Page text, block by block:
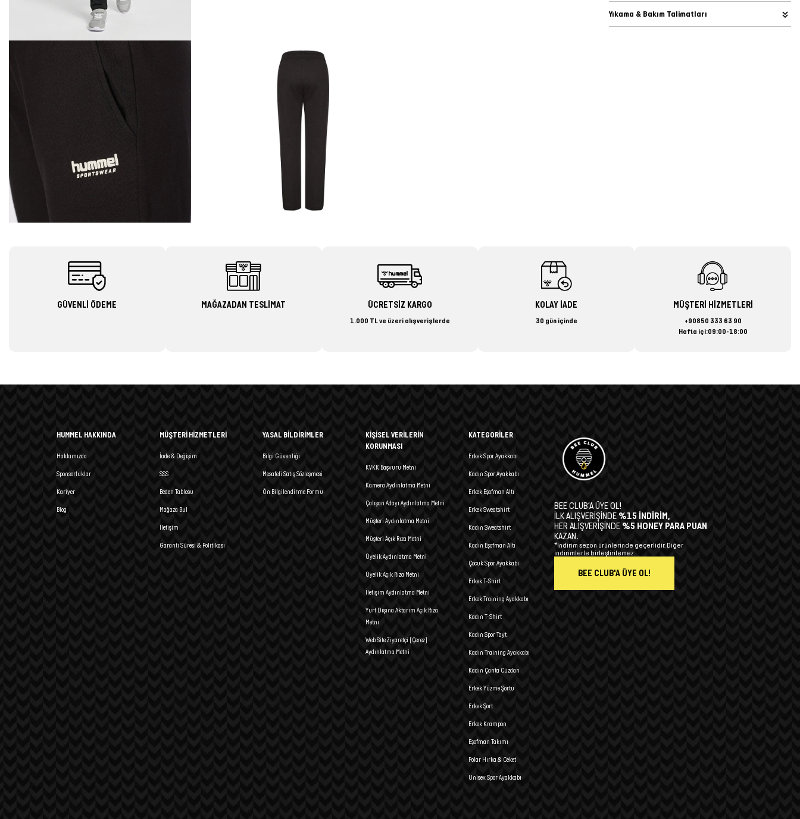
Yıkama & Bakım Talimatları
GÜVENLİ ÖDEME MAĞAZADAN TESLİMAT ÜCRETSİZ KARGO
1.000 TL ve üzeri alışverişlerde
KOLAY İADE
30 gün içinde
MÜŞTERİ HİZMETLERİ
+90850 333 63 90
Hafta içi:09:00-18:00
HUMMEL HAKKINDA
Hakkımızda
Sponsorluklar
Kariyer
Blog
MÜŞTERİ HİZMETLERİ
İade & Değişim
SSS
Beden Tablosu
Mağaza Bul
İletişim
Garanti Süresi & Politikası
YASAL BİLDİRİMLER
Bilgi Güvenliği
Mesafeli Satış Sözleşmesi
Ön Bilgilendirme Formu
KİŞİSEL VERİLERİN
KORUNMASI
KVKK Başvuru Metni
Kamera Aydınlatma Metni
Çalışan Adayı Aydınlatma Metni
Müşteri Aydınlatma Metni
Müşteri Açık Rıza Metni
Üyelik Aydınlatma Metni
Üyelik Açık Rıza Metni
İletişim Aydınlatma Metni
Yurt Dışına Aktarım Açık Rıza
Metni
Web Site Ziyaretçi (Çerez)
Aydınlatma Metni
KATEGORİLER
Erkek Spor Ayakkabı
Kadın Spor Ayakkabı
Erkek Eşofman Altı
Erkek Sweatshirt
Kadın Sweatshirt
Kadın Eşofman Altı
Çocuk Spor Ayakkabı
Erkek T-Shirt
Erkek Training Ayakkabı
Kadın T-Shirt
Kadın Spor Tayt
Kadın Training Ayakkabı
Kadın Çanta Cüzdan
Erkek Yüzme Şortu
Erkek Şort
Erkek Krampon
Eşofman Takımı
Polar Hırka & Ceket
Unisex Spor Ayakkabı
BEE CLUB’A ÜYE OL!
İLK ALIŞVERİŞİNDE %15 İNDİRİM,
HER ALIŞVERİŞİNDE %5 HONEY PARA PUAN
KAZAN.
*İndirim sezon ürünlerinde geçerlidir. Diğer
indirimlerle birleştirilemez.
BEE CLUB'A ÜYE OL!